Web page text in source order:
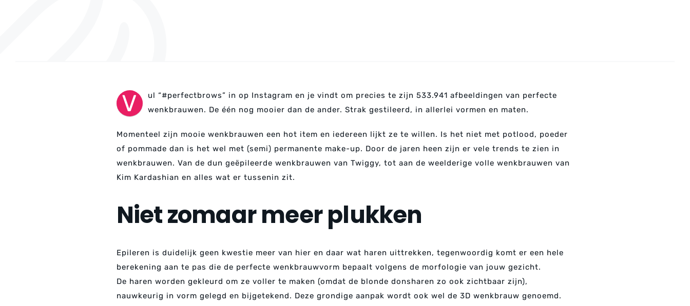
V
ul “#perfectbrows” in op Instagram en je vindt om precies te zijn 533.941 afbeeldingen van perfecte
wenkbrauwen. De één nog mooier dan de ander. Strak gestileerd, in allerlei vormen en maten.
Momenteel zijn mooie wenkbrauwen een hot item en iedereen lijkt ze te willen. Is het niet met potlood, poeder
of pommade dan is het wel met (semi) permanente make-up. Door de jaren heen zijn er vele trends te zien in
wenkbrauwen. Van de dun geëpileerde wenkbrauwen van Twiggy, tot aan de weelderige volle wenkbrauwen van
Kim Kardashian en alles wat er tussenin zit.
Niet zomaar meer plukken
Epileren is duidelijk geen kwestie meer van hier en daar wat haren uittrekken, tegenwoordig komt er een hele
berekening aan te pas die de perfecte wenkbrauwvorm bepaalt volgens de morfologie van jouw gezicht.
De haren worden gekleurd om ze voller te maken (omdat de blonde donsharen zo ook zichtbaar zijn),
nauwkeurig in vorm gelegd en bijgetekend. Deze grondige aanpak wordt ook wel de 3D wenkbrauw genoemd.